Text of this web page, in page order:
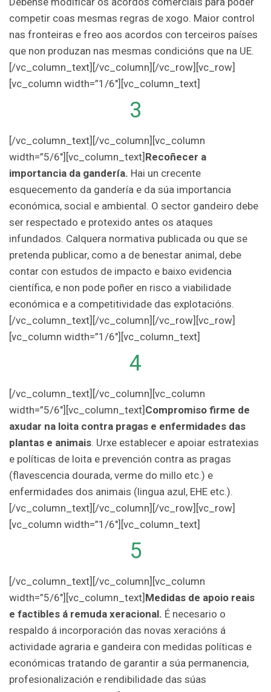
competir coas mesmas regras de xogo. Maior control
nas fronteiras e freo aos acordos con terceiros países
que non produzan nas mesmas condicións que na UE.
[/vc_column_text][/vc_column][/vc_row][vc_row]
[vc_column width=”1/6″][vc_column_text]
3
[/vc_column_text][/vc_column][vc_column
width=”5/6″][vc_column_text] Recoñecer a
importancia da gandería. Hai un crecente
esquecemento da gandería e da súa importancia
económica, social e ambiental. O sector gandeiro debe
ser respectado e protexido antes os ataques
infundados. Calquera normativa publicada ou que se
pretenda publicar, como a de benestar animal, debe
contar con estudos de impacto e baixo evidencia
científica, e non pode poñer en risco a viabilidade
económica e a competitividade das explotacións.
[/vc_column_text][/vc_column][/vc_row][vc_row]
[vc_column width=”1/6″][vc_column_text]
4
[/vc_column_text][/vc_column][vc_column
width=”5/6″][vc_column_text] Compromiso firme de
axudar na loita contra pragas e enfermidades das
plantas e animais. Urxe establecer e apoiar estratexias
e políticas de loita e prevención contra as pragas
(flavescencia dourada, verme do millo etc.) e
enfermidades dos animais (lingua azul, EHE etc.).
[/vc_column_text][/vc_column][/vc_row][vc_row]
[vc_column width=”1/6″][vc_column_text]
5
[/vc_column_text][/vc_column][vc_column
width=”5/6″][vc_column_text] Medidas de apoio reais
e factibles á remuda xeracional. É necesario o
respaldo á incorporación das novas xeracións á
actividade agraria e gandeira con medidas políticas e
económicas tratando de garantir a súa permanencia,
profesionalización e rendibilidade das súas